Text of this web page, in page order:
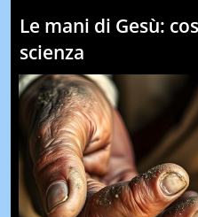
Le mani di Gesù:
scienza